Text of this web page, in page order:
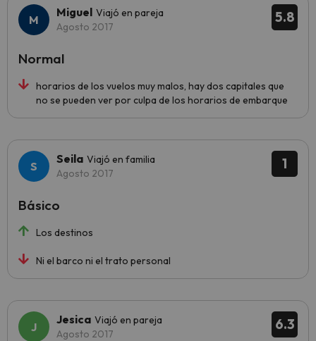
5.8
Miguel Viajó en pareja
Agosto 2017
horarios de los vuelos muy malos, hay dos capitales que
no se pueden ver por culpa de los horarios de embarque
Normal
1
Seila Viajó en familia
Agosto 2017
Los destinos
Ni el barco ni el trato personal
Básico
6.3
Jesica Viajó en pareja
Agosto 2017